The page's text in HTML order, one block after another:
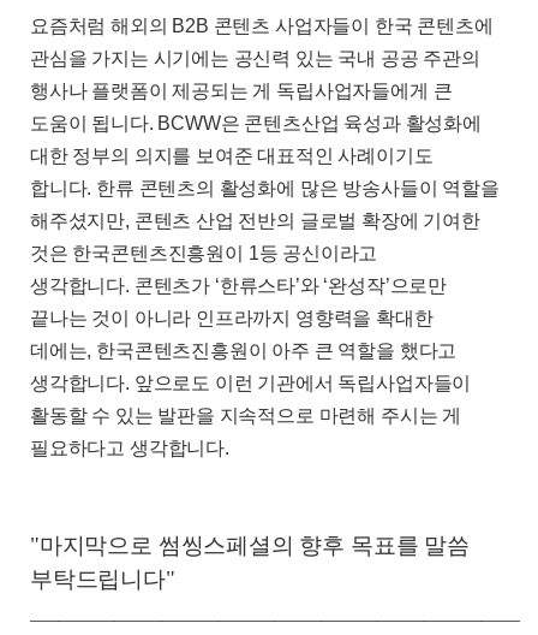
요즘처럼 해외의 B2B 콘텐츠 사업자들이 한국 콘텐츠에
관심을 가지는 시기에는 공신력 있는 국내 공공 주관의
행사나 플랫폼이 제공되는 게 독립사업자들에게 큰
도움이 됩니다. BCWW은 콘텐츠산업 육성과 활성화에
대한 정부의 의지를 보여준 대표적인 사례이기도
합니다. 한류 콘텐츠의 활성화에 많은 방송사들이 역할을
해주셨지만, 콘텐츠 산업 전반의 글로벌 확장에 기여한
것은 한국콘텐츠진흥원이 1등 공신이라고
생각합니다. 콘텐츠가 ‘한류스타’와 ‘완성작’으로만
끝나는 것이 아니라 인프라까지 영향력을 확대한
데에는, 한국콘텐츠진흥원이 아주 큰 역할을 했다고
생각합니다. 앞으로도 이런 기관에서 독립사업자들이
활동할 수 있는 발판을 지속적으로 마련해 주시는 게
필요하다고 생각합니다.
"마지막으로 썸씽스페셜의 향후 목표를 말씀
부탁드립니다"